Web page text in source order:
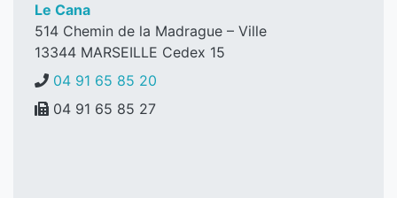
Le Cana
514 Chemin de la Madrague – Ville
13344 MARSEILLE Cedex 15
04 91 65 85 20
04 91 65 85 27